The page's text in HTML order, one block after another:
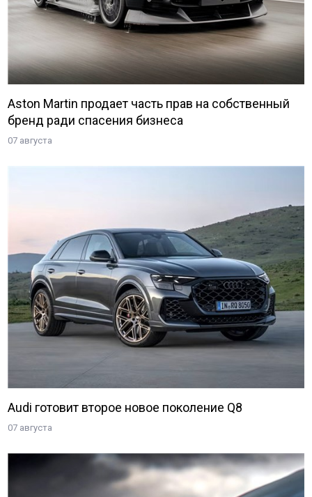
Aston Martin продает часть прав на собственный
бренд ради спасения бизнеса
07 августа
Audi готовит второе новое поколение Q8
07 августа